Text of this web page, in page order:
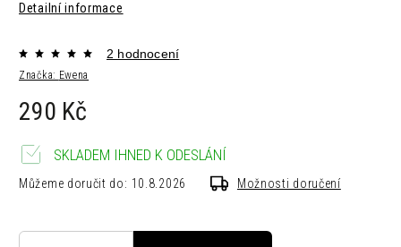
Detailní informace
Značka: Ewena
2 hodnocení
290 Kč
SKLADEM IHNED K ODESLÁNÍ
Můžeme doručit do: 10.8.2026 Možnosti doručení